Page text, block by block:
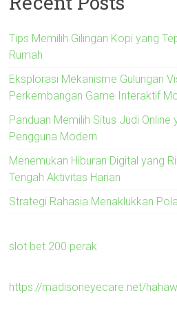
Tips Memilih Gilingan Kopi yang
Rumah
Eksplorasi Mekanisme Gulungan
Perkembangan Game Interaktif
Panduan Memilih Situs Judi Online
Pengguna Modern
Menemukan Hiburan Digital yang
Tengah Aktivitas Harian
Strategi Rahasia Menaklukkan
slot bet 200 perak
https://madisoneyecare.net/